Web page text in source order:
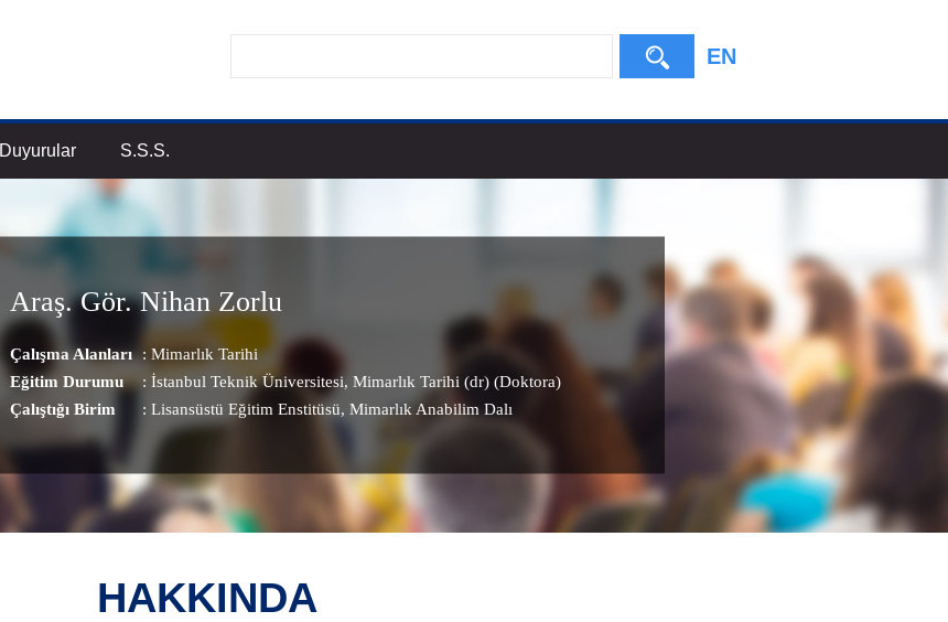
EN
Duyurular S.S.S.
Araş. Gör. Nihan Zorlu
Çalışma Alanları : Mimarlık Tarihi
Eğitim Durumu
: İstanbul Teknik Üniversitesi, Mimarlık Tarihi (dr) (Doktora)
Çalıştığı Birim
: Lisansüstü Eğitim Enstitüsü, Mimarlık Anabilim Dalı
HAKKINDA